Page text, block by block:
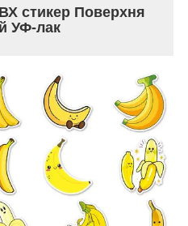
стикер Поверхня
УФ-лак